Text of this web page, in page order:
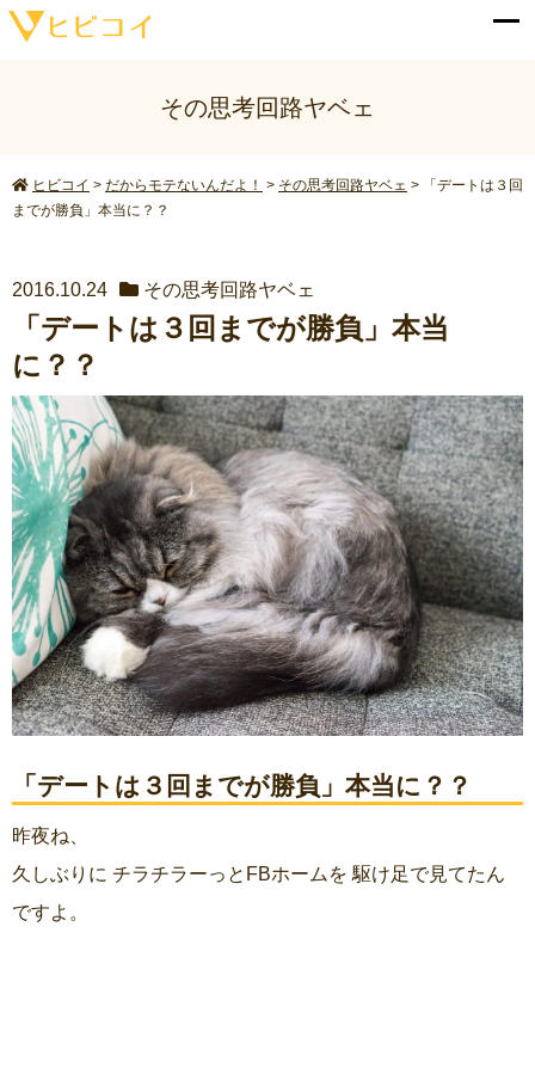
その思考回路ヤベェ
ヒビコイ > だからモテないんだよ！ > その思考回路ヤベェ >
「デートは３回
までが勝負」本当に？？
2016.10.24 その思考回路ヤベェ
「デートは３回までが勝負」本当
に？？
「デートは３回までが勝負」本当に？？
昨夜ね、
久しぶりに チラチラーっとFBホームを 駆け足で見てたん
ですよ。